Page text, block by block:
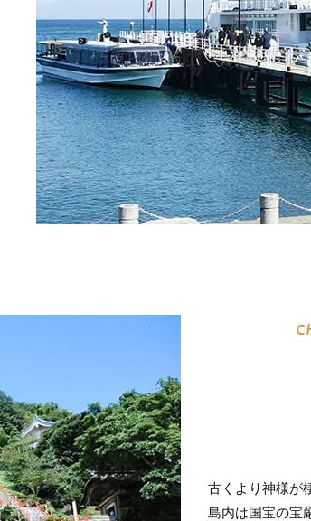
古くより神様が
島内は国宝の宝